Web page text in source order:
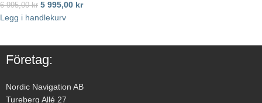
6 995,00kr 5 995,00 kr
Legg i handlekurv
Företag:
Nordic Navigation AB
Tureberg Allé 27